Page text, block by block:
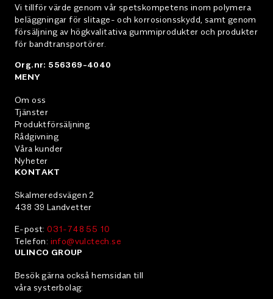
Vi tillför värde genom vår spetskompetens inom polymera
beläggningar för slitage- och korrosionsskydd, samt genom
försäljning av högkvalitativa gummiprodukter och produkter
för bandtransportörer.
Org.nr: 556369-4040
MENY
Om oss
Tjänster
Produktförsäljning
Rådgivning
Våra kunder
Nyheter
KONTAKT
Skalmeredsvägen 2
438 39 Landvetter
E-post:031-748 55 10
Telefon: info@vulctech.se
ULINCO GROUP
Besök gärna också hemsidan till
våra systerbolag: